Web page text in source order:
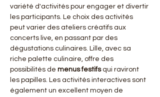
variété d'activités pour engager et divertir
les participants. Le choix des activités
peut varier des ateliers créatifs aux
concerts live, en passant par des
dégustations culinaires. Lille, avec sa
riche palette culinaire, offre des
possibilités de menus festifs qui raviront
les papilles. Les activités interactives sont
également un excellent moyen de